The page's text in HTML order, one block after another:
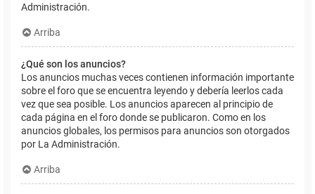
Administración.
Arriba
¿Qué son los anuncios?
Los anuncios muchas veces contienen información importante
sobre el foro que se encuentra leyendo y debería leerlos cada
vez que sea posible. Los anuncios aparecen al principio de
cada página en el foro donde se publicaron. Como en los
anuncios globales, los permisos para anuncios son otorgados
por La Administración.
Arriba